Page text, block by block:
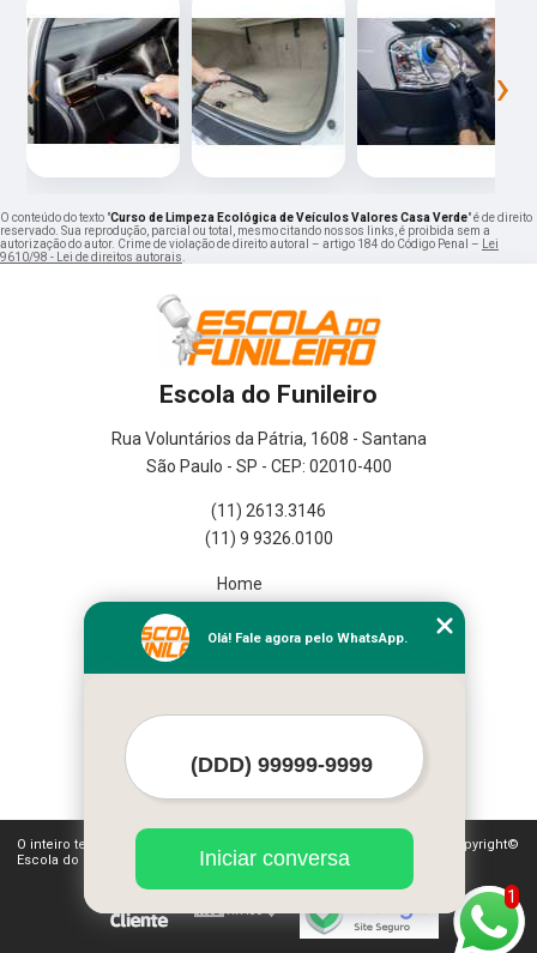
‹ ›
O conteúdo do texto "Curso de Limpeza Ecológica de Veículos Valores Casa Verde" é de direito
reservado. Sua reprodução, parcial ou total, mesmo citando nossos links, é proibida sem a
autorização do autor. Crime de violação de direito autoral – artigo 184 do Código Penal –
Lei
9610/98 - Lei de direitos autorais
Escola do Funileiro
Rua Voluntários da Pátria, 1608 - Santana
São Paulo - SP - CEP: 02010-400
(11) 2613.3146
(11) 9 9326.0100
Home
Missão
Mapa do site
O inteiro teor deste site está sujeito à proteção de direitos autorais. Copyright©
Escola do Funileiro (Lei 9610 de 19/02/1998)
1
Olá! Fale agora pelo WhatsApp.
Iniciar conversa